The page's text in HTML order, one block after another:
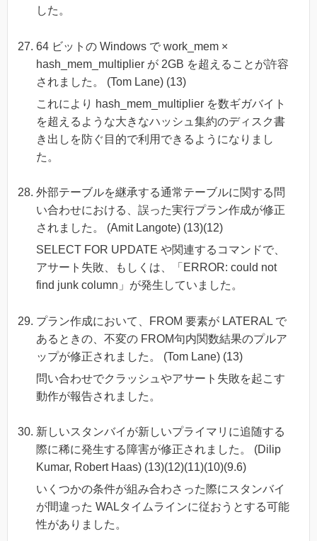
した。
64 ビットの Windows で work_mem ×
hash_mem_multiplier が 2GB を超えることが許容
されました。 (Tom Lane) (13)
これにより hash_mem_multiplier を数ギガバイト
を超えるような大きなハッシュ集約のディスク書
き出しを防ぐ目的で利用できるようになりまし
た。
外部テーブルを継承する通常テーブルに関する問
い合わせにおける、誤った実行プラン作成が修正
されました。 (Amit Langote) (13)(12)
SELECT FOR UPDATE や関連するコマンドで、
アサート失敗、もしくは、「ERROR: could not
find junk column」が発生していました。
プラン作成において、FROM 要素が LATERAL で
あるときの、不変の FROM句内関数結果のプルア
ップが修正されました。 (Tom Lane) (13)
問い合わせでクラッシュやアサート失敗を起こす
動作が報告されました。
新しいスタンバイが新しいプライマリに追随する
際に稀に発生する障害が修正されました。 (Dilip
Kumar, Robert Haas) (13)(12)(11)(10)(9.6)
いくつかの条件が組み合わさった際にスタンバイ
が間違った WALタイムラインに従おうとする可能
性がありました。